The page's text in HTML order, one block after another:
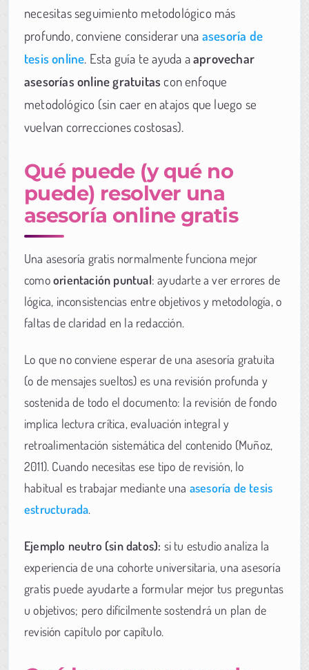
necesitas seguimiento metodológico más
profundo, conviene considerar una asesoría de
tesis online. Esta guía te ayuda aaprovechar
asesorías online gratuitas con enfoque
metodológico (sin caer en atajos que luego se
vuelvan correcciones costosas).
Qué puede (y qué no
puede) resolver una
asesoría online gratis
Una asesoría gratis normalmente funciona mejor
comoorientación puntual: ayudarte a ver errores de
lógica, inconsistencias entre objetivos y metodología, o
faltas de claridad en la redacción.
Lo que no conviene esperar de una asesoría gratuita
(o de mensajes sueltos) es una revisión profunda y
sostenida de todo el documento: la revisión de fondo
implica lectura crítica, evaluación integral y
retroalimentación sistemática del contenido (Muñoz,
2011). Cuando necesitas ese tipo de revisión, lo
habitual es trabajar mediante una asesoría de tesis
estructurada.
Ejemplo neutro (sin datos): si tu estudio analiza la
experiencia de una cohorte universitaria, una asesoría
gratis puede ayudarte a formular mejor tus preguntas
u objetivos; pero difícilmente sostendrá un plan de
revisión capítulo por capítulo.